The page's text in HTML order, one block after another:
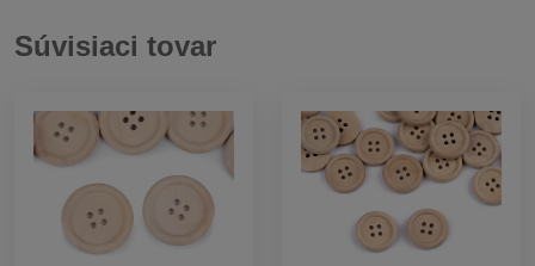
Súvisiaci tovar